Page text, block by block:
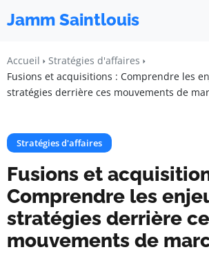
Jamm Saintlouis
Accueil
Stratégies d'affaires
Fusions et acquisitions : Comprendre les
stratégies derrière ces mouvements de
Stratégies d'affaires
Fusions et
Comprendre les
stratégies derrière
mouvements de